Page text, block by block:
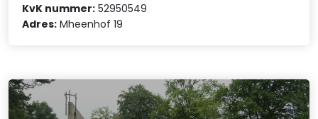
KvK nummer: 52950549
Adres: Mheenhof 19